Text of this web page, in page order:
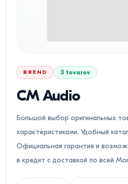
BREND 3 tovarov
CM Audio
Большой выбор оригинальных
характеристиками. Удобный
Официальная гарантия и
в кредит с доставкой по всей